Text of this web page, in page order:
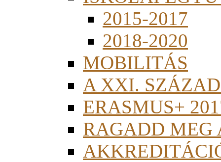
2015-2017
2018-2020
MOBILITÁS
A XXI.
ERASMUS+
RAGADD MEG